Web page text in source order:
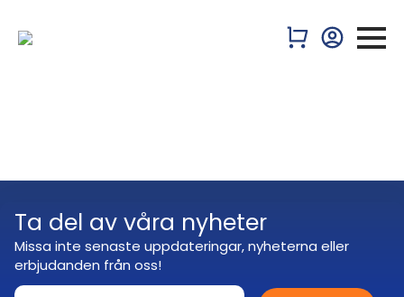
Ta del av våra nyheter
Missa inte senaste uppdateringar, nyheterna eller
erbjudanden från oss!